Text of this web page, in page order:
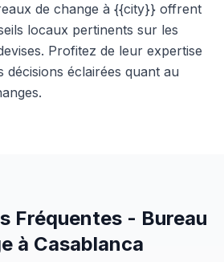
de change à {{city}} offrent
locaux pertinents sur les
Profitez de leur expertise
décisions éclairées quant au
Fréquentes - Bureau
à Casablanca